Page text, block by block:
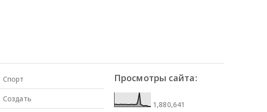
Спорт
Создать
Просмотры сайта:
1,880,641